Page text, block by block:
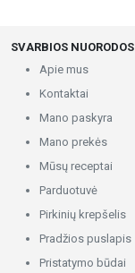
SVARBIOS NUORODOS
Apie mus
Kontaktai
Mano paskyra
Mano prekės
Mūsų receptai
Parduotuvė
Pirkinių krepšelis
Pradžios puslapis
Pristatymo būdai